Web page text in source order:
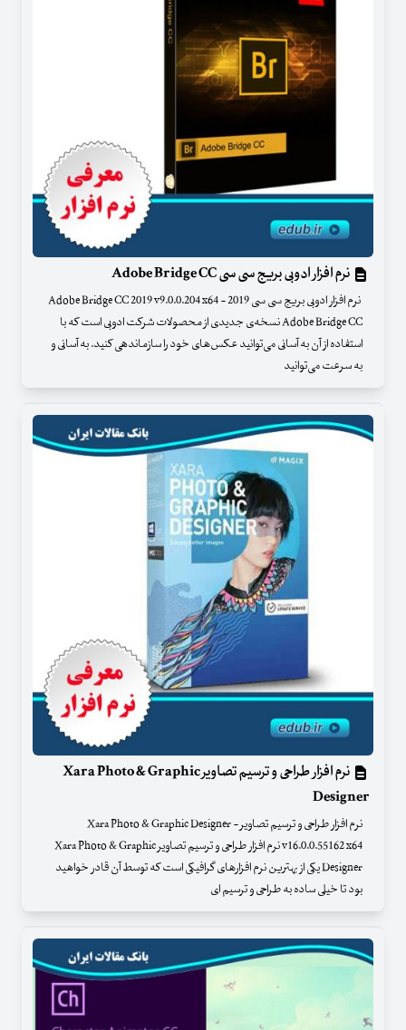
نرم افزار ادوبی بریج سی سی Adobe Bridge CC
نرم افزار ادوبی بریج سی سی 2019 - Adobe Bridge CC 2019 v9.0.0.204 x64
Adobe Bridge CC نسخه‌ی جدیدی از محصولات شرکت ادوبی است که با
استفاده از آن به آسانی می‌توانید عکس‌های خود را سازماندهی کنید. به آسانی و
به سرعت می‌توانید
نرم افزار طراحی و ترسیم تصاویر Xara Photo & Graphic
Designer
نرم افزار طراحی و ترسیم تصاویر - Xara Photo & Graphic Designer
v16.0.0.55162 x64 نرم افزار طراحی و ترسیم تصاویر Xara Photo & Graphic
Designer یکی از بهترین نرم افزارهای گرافیکی است که توسط آن قادر خواهید
بود تا خیلی ساده به طراحی و ترسیم ای